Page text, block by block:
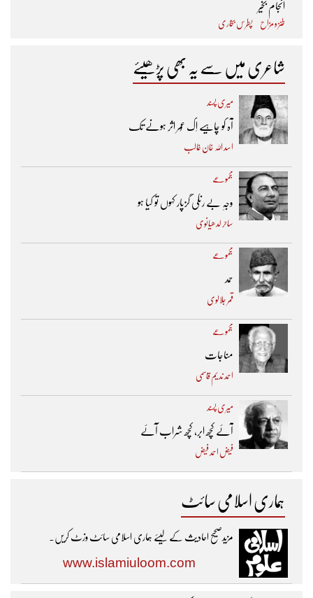
انجام بخیر
طنز و مزاح پطرس بخاری
شاعری میں سے یہ بھی پڑھیئے
میری پسند
آہ کو چاہیے اِک عُمر اثر ہونے تک ​
اسد اللہ خان غالب
مجموعے
وجہِ بے رنگی گزپار کہوں تو کیا ہو
ساحر لدھیانوی
مجموعے
حمد
قمر جلالوی
مجموعے
مناجات
احمد ندیم قاسمی
میری پسند
آئے کچھ ابر، کچھ شراب آئے
فیض احمد فیض
ہماری اسلامی سائٹ
مزیدصحیح احادیث کے لیئے ہماری اسلامی سائٹ وزٹ کریں۔
www.islamiuloom.com